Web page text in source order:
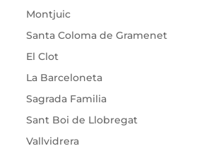
Montjuic
Santa Coloma de Gramenet
El Clot
La Barceloneta
Sagrada Familia
Sant Boi de Llobregat
Vallvidrera